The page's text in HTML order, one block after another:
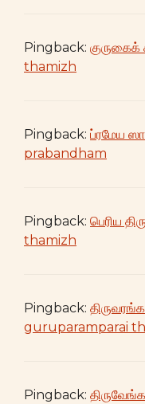
Pingback:
thamizh
Pingback: ப்ரமேய
prabandham
Pingback: பெரிய
thamizh
Pingback:
guruparamparai
Pingback: